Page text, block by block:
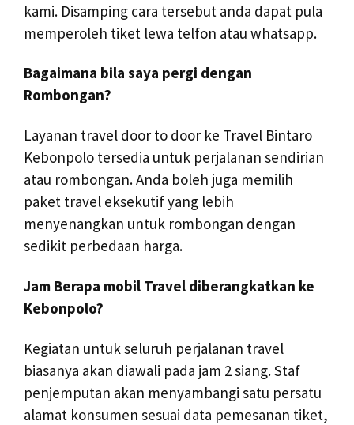
kami. Disamping cara tersebut anda dapat pula
memperoleh tiket lewa telfon atau whatsapp.
Bagaimana bila saya pergi dengan
Rombongan?
Layanan travel door to door ke Travel Bintaro
Kebonpolo tersedia untuk perjalanan sendirian
atau rombongan. Anda boleh juga memilih
paket travel eksekutif yang lebih
menyenangkan untuk rombongan dengan
sedikit perbedaan harga.
Jam Berapa mobil Travel diberangkatkan ke
Kebonpolo?
Kegiatan untuk seluruh perjalanan travel
biasanya akan diawali pada jam 2 siang. Staf
penjemputan akan menyambangi satu persatu
alamat konsumen sesuai data pemesanan tiket,